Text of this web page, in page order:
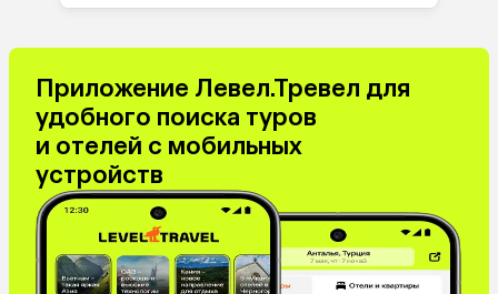
Малайзия
Южная Корея
Израиль
Гонконг
Венесуэла
Саудовская Аравия
Бахрейн
Куба
Греция
Италия
Испания
Венгрия
Болгария
Приложение Левел.Тревел для
удобного поиска туров
и отелей с мобильных
устройств